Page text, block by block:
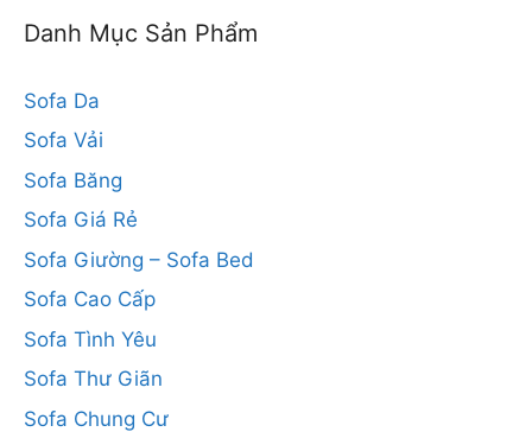
Danh Mục Sản Phẩm
Sofa Da
Sofa Vải
Sofa Băng
Sofa Giá Rẻ
Sofa Giường – Sofa Bed
Sofa Cao Cấp
Sofa Tình Yêu
Sofa Thư Giãn
Sofa Chung Cư